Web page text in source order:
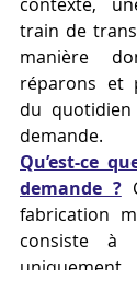
train de
manière
réparons et
du
demande.
Qu’est-ce
demande ?
fabrication
consiste à